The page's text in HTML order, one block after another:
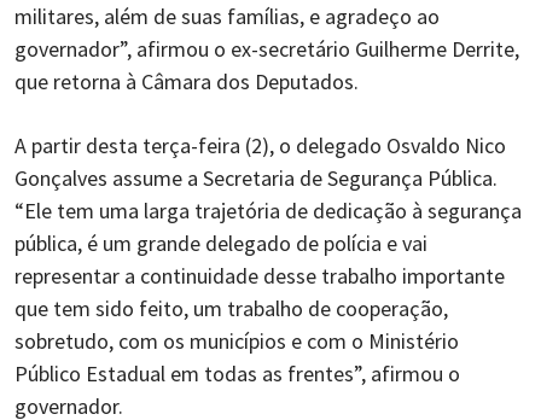
militares, além de suas famílias, e agradeço ao
governador”, afirmou o ex-secretário Guilherme Derrite,
que retorna à Câmara dos Deputados.
A partir desta terça-feira (2), o delegado Osvaldo Nico
Gonçalves assume a Secretaria de Segurança Pública.
“Ele tem uma larga trajetória de dedicação à segurança
pública, é um grande delegado de polícia e vai
representar a continuidade desse trabalho importante
que tem sido feito, um trabalho de cooperação,
sobretudo, com os municípios e com o Ministério
Público Estadual em todas as frentes”, afirmou o
governador.